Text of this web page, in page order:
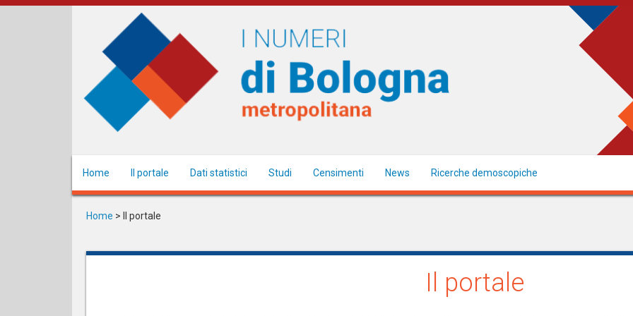
Salta
Home Il portale Dati statistici Studi Censimenti News Ricerche demoscopiche
Home > Il portale
Il portale